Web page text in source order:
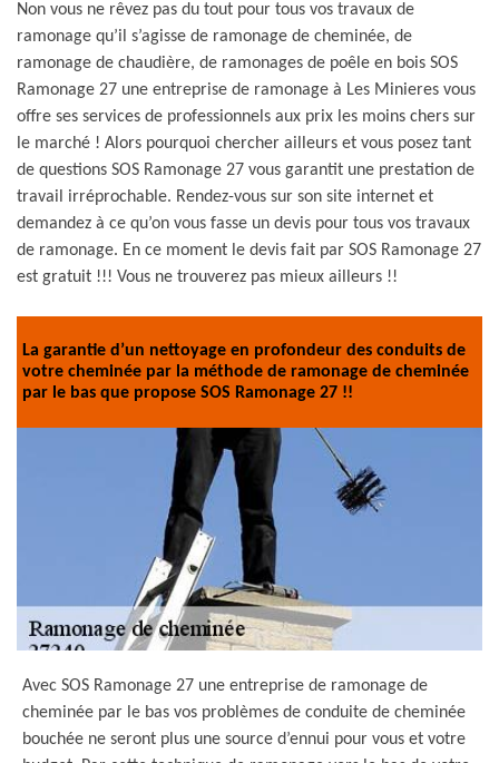
Non vous ne rêvez pas du tout pour tous vos travaux de
ramonage qu’il s’agisse de ramonage de cheminée, de
ramonage de chaudière, de ramonages de poêle en bois SOS
Ramonage 27 une entreprise de ramonage à Les Minieres vous
offre ses services de professionnels aux prix les moins chers sur
le marché ! Alors pourquoi chercher ailleurs et vous posez tant
de questions SOS Ramonage 27 vous garantit une prestation de
travail irréprochable. Rendez-vous sur son site internet et
demandez à ce qu’on vous fasse un devis pour tous vos travaux
de ramonage. En ce moment le devis fait par SOS Ramonage 27
est gratuit !!! Vous ne trouverez pas mieux ailleurs !!
La garantie d’un nettoyage en profondeur des conduits de
votre cheminée par la méthode de ramonage de cheminée
par le bas que propose SOS Ramonage 27 !!
Avec SOS Ramonage 27 une entreprise de ramonage de
cheminée par le bas vos problèmes de conduite de cheminée
bouchée ne seront plus une source d’ennui pour vous et votre